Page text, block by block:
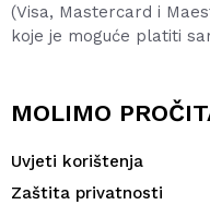
(Visa, Mastercard i
koje je moguće platiti
MOLIMO
Uvjeti korištenja
Zaštita privatnosti